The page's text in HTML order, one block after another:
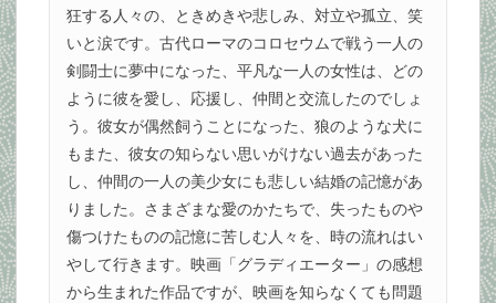
狂する人々の、ときめきや悲しみ、対立や孤立、笑
いと涙です。古代ローマのコロセウムで戦う一人の
剣闘士に夢中になった、平凡な一人の女性は、どの
ように彼を愛し、応援し、仲間と交流したのでしょ
う。彼女が偶然飼うことになった、狼のような犬に
もまた、彼女の知らない思いがけない過去があった
し、仲間の一人の美少女にも悲しい結婚の記憶があ
りました。さまざまな愛のかたちで、失ったものや
傷つけたものの記憶に苦しむ人々を、時の流れはい
やして行きます。映画「グラディエーター」の感想
から生まれた作品ですが、映画を知らなくても問題